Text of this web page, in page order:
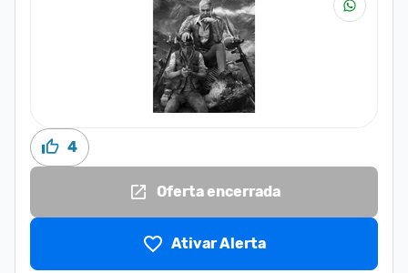
4
Oferta encerrada
Ativar Alerta